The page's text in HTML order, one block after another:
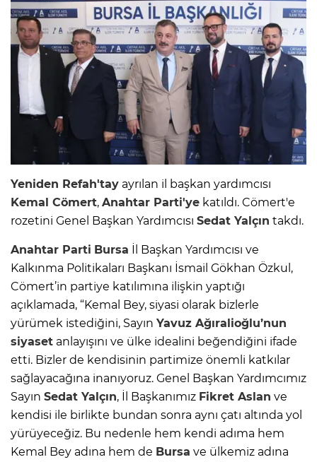
Yeniden Refah'tay ayrılan il başkan yardımcısı
Kemal Cömert, Anahtar Parti'ye katıldı. Cömert'e
rozetini Genel Başkan Yardımcısı Sedat Yalçın takdı.
Anahtar Parti Bursa İl Başkan Yardımcısı ve
Kalkınma Politikaları Başkanı İsmail Gökhan Özkul,
Cömert’in partiye katılımına ilişkin yaptığı
açıklamada, “Kemal Bey, siyasi olarak bizlerle
yürümek istediğini, Sayın Yavuz Ağıralioğlu’nun
siyaset anlayışını ve ülke idealini beğendiğini ifade
etti. Bizler de kendisinin partimize önemli katkılar
sağlayacağına inanıyoruz. Genel Başkan Yardımcımız
Sayın Sedat Yalçın, İl Başkanımız Fikret Aslan ve
kendisi ile birlikte bundan sonra aynı çatı altında yol
yürüyeceğiz. Bu nedenle hem kendi adıma hem
Kemal Bey adına hem de Bursa ve ülkemiz adına